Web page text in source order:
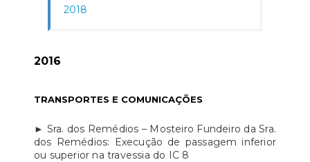
2018
2016
TRANSPORTES E COMUNICAÇÕES
► Sra. dos Remédios – Mosteiro Fundeiro da Sra.
dos Remédios: Execução de passagem inferior
ou superior na travessia do IC 8